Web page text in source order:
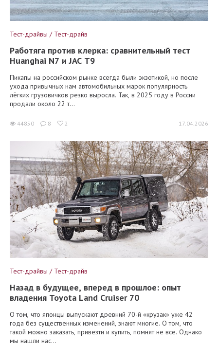
Тест-драйвы / Тест-драйв
Работяга против клерка: сравнительный тест
Huanghai N7 и JAC T9
Пикапы на российском рынке всегда были экзотикой, но после
ухода привычных нам автомобильных марок популярность
лёгких грузовичков резко выросла. Так, в 2025 году в России
продали около 22 т...
44850 8 2 17.04.2026
Тест-драйвы / Тест-драйв
Назад в будущее, вперед в прошлое: опыт
владения Toyota Land Cruiser 70
О том, что японцы выпускают древний 70-й «крузак» уже 42
года без существенных изменений, знают многие. О том, что
такой можно заказать, привезти и купить, помнят не все. Однако
мы нашли нас...